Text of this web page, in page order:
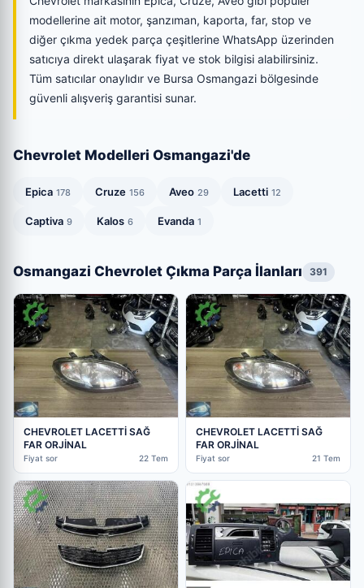
modellerine ait motor, şanzıman, kaporta, far, stop ve
diğer çıkma yedek parça çeşitlerine WhatsApp üzerinden
satıcıya direkt ulaşarak fiyat ve stok bilgisi alabilirsiniz.
Tüm satıcılar onaylıdır ve Bursa Osmangazi bölgesinde
güvenli alışveriş garantisi sunar.
Chevrolet Modelleri Osmangazi'de
Epica 178 Cruze 156 Aveo 29 Lacetti 12
Captiva 9 Kalos 6 Evanda 1
Osmangazi Chevrolet Çıkma Parça İlanları 391
CHEVROLET LACETTİ SAĞ
FAR ORJİNAL
Fiyat sor 22 Tem
CHEVROLET LACETTİ SAĞ
FAR ORJİNAL
Fiyat sor 21 Tem